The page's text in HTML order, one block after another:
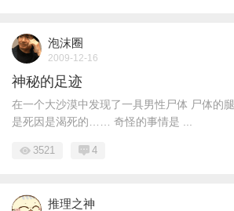
泡沫圈
2009-12-16
神秘的足迹
在一个大沙漠中发现了一具男性尸体 尸体的
是死因是渴死的…… 奇怪的事情是 ...
3521 4
推理之神